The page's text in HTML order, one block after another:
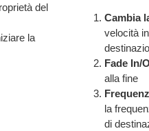
del
la
Cambia
velocità
Fade In/
alla fine
la
di